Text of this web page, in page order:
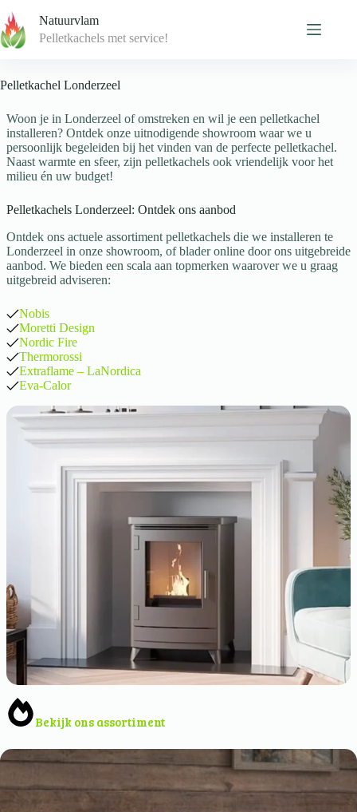
to
content
Natuurvlam
Pelletkachels met service!
Pelletkachel Londerzeel
Woon je in Londerzeel of omstreken en wil je een pelletkachel
installeren? Ontdek onze uitnodigende showroom waar we u
persoonlijk begeleiden bij het vinden van de perfecte pelletkachel.
Naast warmte en sfeer, zijn pelletkachels ook vriendelijk voor het
milieu én uw budget!
Pelletkachels Londerzeel: Ontdek ons aanbod
Ontdek ons actuele assortiment pelletkachels die we installeren te
Londerzeel in onze showroom, of blader online door ons uitgebreide
aanbod. We bieden een scala aan topmerken waarover we u graag
uitgebreid adviseren:
Nobis
Moretti Design
Nordic Fire
Thermorossi
Extraflame – LaNordica
Eva-Calor
Bekijk ons assortiment